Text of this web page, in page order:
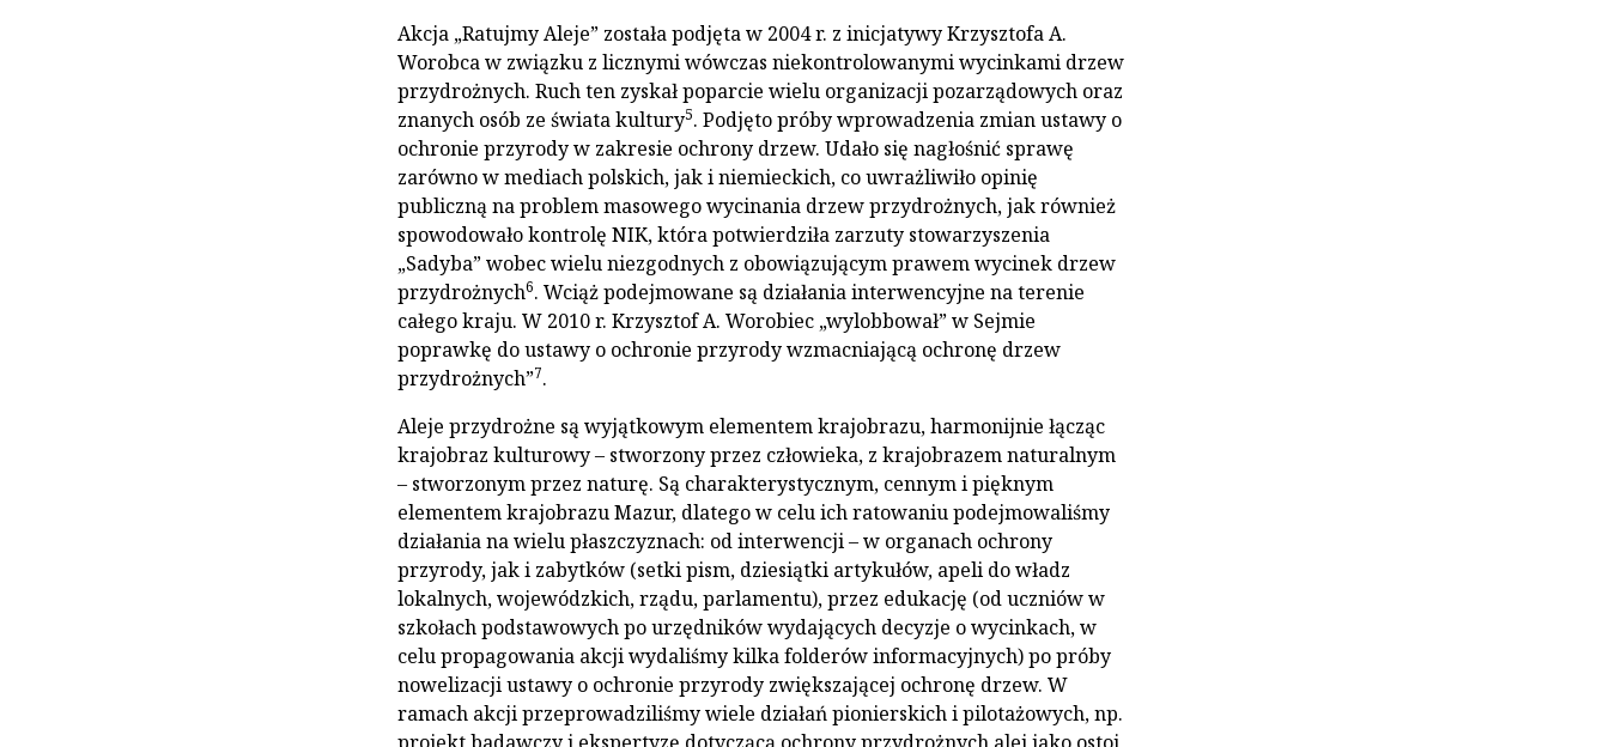
Akcja „Ratujmy Aleje” została podjęta w 2004 r. z inicjatywy Krzysztofa A.
Worobca w związku z licznymi wówczas niekontrolowanymi wycinkami drzew
przydrożnych. Ruch ten zyskał poparcie wielu organizacji pozarządowych oraz
znanych osób ze świata kultury5. Podjęto próby wprowadzenia zmian ustawy o
ochronie przyrody w zakresie ochrony drzew. Udało się nagłośnić sprawę
zarówno w mediach polskich, jak i niemieckich, co uwrażliwiło opinię
publiczną na problem masowego wycinania drzew przydrożnych, jak również
spowodowało kontrolę NIK, która potwierdziła zarzuty stowarzyszenia
„Sadyba” wobec wielu niezgodnych z obowiązującym prawem wycinek drzew
przydrożnych6. Wciąż podejmowane są działania interwencyjne na terenie
całego kraju. W 2010 r. Krzysztof A. Worobiec „wylobbował” w Sejmie
poprawkę do ustawy o ochronie przyrody wzmacniającą ochronę drzew
przydrożnych”7.
Aleje przydrożne są wyjątkowym elementem krajobrazu, harmonijnie łącząc
krajobraz kulturowy – stworzony przez człowieka, z krajobrazem naturalnym
– stworzonym przez naturę. Są charakterystycznym, cennym i pięknym
elementem krajobrazu Mazur, dlatego w celu ich ratowaniu podejmowaliśmy
działania na wielu płaszczyznach: od interwencji – w organach ochrony
przyrody, jak i zabytków (setki pism, dziesiątki artykułów, apeli do władz
lokalnych, wojewódzkich, rządu, parlamentu), przez edukację (od uczniów w
szkołach podstawowych po urzędników wydających decyzje o wycinkach, w
celu propagowania akcji wydaliśmy kilka folderów informacyjnych) po próby
nowelizacji ustawy o ochronie przyrody zwiększającej ochronę drzew. W
ramach akcji przeprowadziliśmy wiele działań pionierskich i pilotażowych, np.